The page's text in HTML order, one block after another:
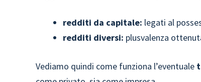
redditi da capitale: legati al
redditi diversi: plusvalenza
Vediamo quindi come funziona l’eventuale